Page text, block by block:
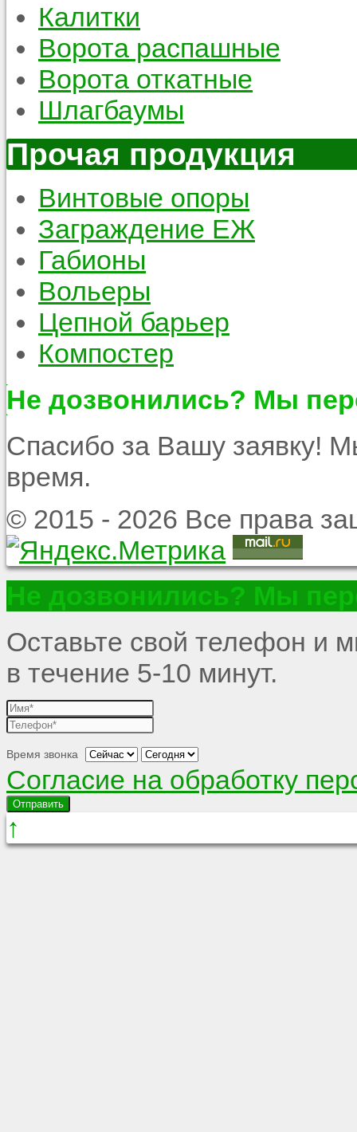
Калитки
Ворота распашные
Ворота откатные
Шлагбаумы
Прочая продукция
Винтовые опоры
Заграждение ЕЖ
Габионы
Вольеры
Цепной барьер
Компостер
Не дозвонились? Мы
Спасибо за Вашу заявку!
время.
© 2015 - 2026 Все права
Не дозвонились? Мы
Оставьте свой телефон и
в течение 5-10 минут.
Время звонка
Согласие на обработку
Отправить
↑